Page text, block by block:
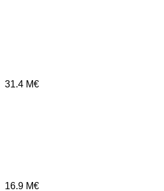
31.4 M€
16.9 M€